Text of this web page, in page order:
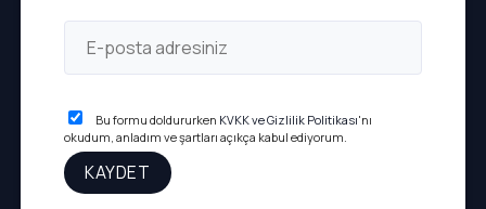
Bu formu doldururken KVKK ve Gizlilik Politikası'nı
okudum, anladım ve şartları açıkça kabul ediyorum.